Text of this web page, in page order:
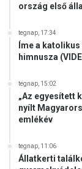
ország első
tegnap, 17:34
Íme a
himnusza
tegnap, 15:02
„Az egyesített
nyílt
emlékév
tegnap, 11:06
Állatkerti